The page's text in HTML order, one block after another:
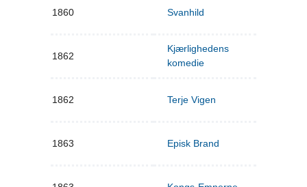
1860 Svanhild
1862
Kjærlighedens
komedie
1862 Terje Vigen
1863 Episk Brand